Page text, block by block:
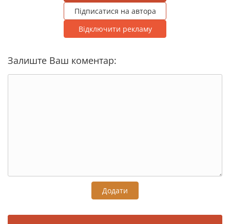
Підписатися на автора
Відключити рекламу
Залиште Ваш коментар:
Додати